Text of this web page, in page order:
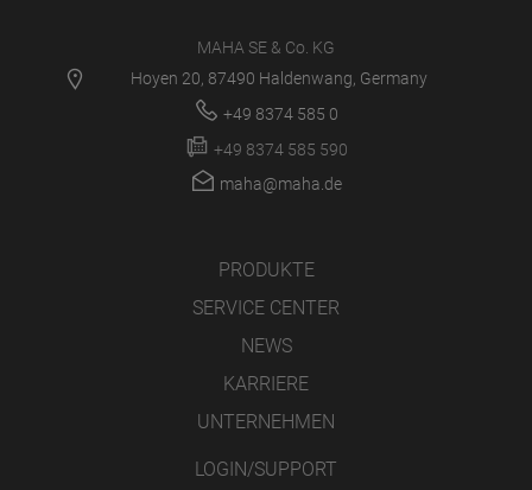
MAHA SE & Co. KG
Hoyen 20, 87490 Haldenwang, Germany
+49 8374 585 0
+49 8374 585 590
maha@maha.de
PRODUKTE
SERVICE CENTER
NEWS
KARRIERE
UNTERNEHMEN
LOGIN/SUPPORT